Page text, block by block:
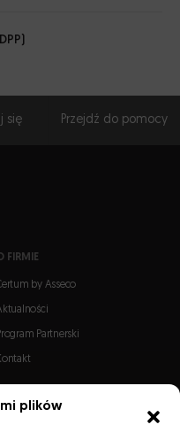
plików
FIRMIE
by Asseco
Partnerski
się Przejdź do pomocy